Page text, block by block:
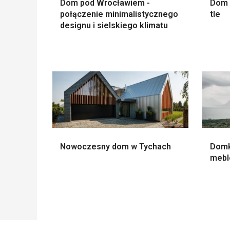
Dom pod Wrocławiem -
połączenie minimalistycznego
designu i sielskiego klimatu
tle
Nowoczesny dom w Tychach